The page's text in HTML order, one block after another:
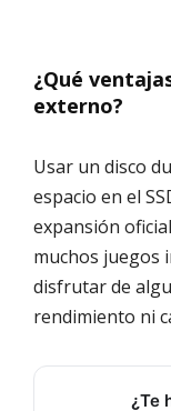
¿Qué
externo?
Usar un disco
espacio en el
expansión
muchos juegos
disfrutar de
rendimiento ni
¿Te